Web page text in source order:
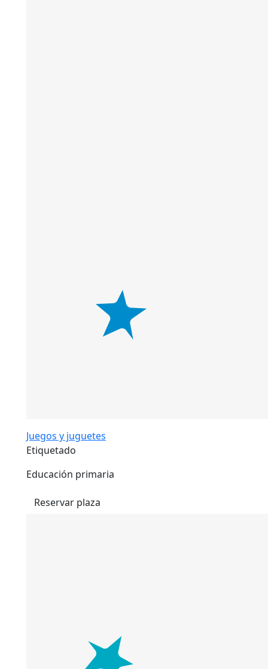
Juegos y juguetes
Etiquetado
Educación primaria
Reservar plaza